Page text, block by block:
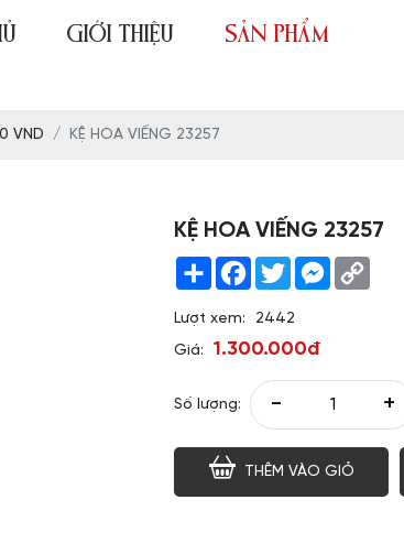
GIỚI THIỆU SẢN PHẨM
VND KỆ HOA VIẾNG 23257
KỆ HOA VIẾNG 23257
Share Facebook
TwitterMessenger
Lượt xem:
2442
Giá:
1.300.000đ
Số lượng: - +
THÊM VÀO GIỎ